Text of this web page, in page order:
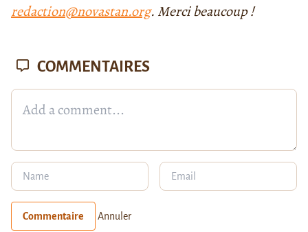
redaction@novastan.org. Merci beaucoup !
COMMENTAIRES
Commentaire Annuler